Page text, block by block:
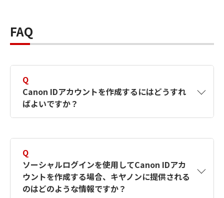
FAQ
Q
Canon IDアカウントを作成するにはどうすれ
ばよいですか？
す。詳しい作成方法は【カメラ】Canon IDとは
何ですか？Canon IDの作成方法は？をご確認く
ださい。
Q
ソーシャルログインを使用してCanon IDアカ
ウントを作成する場合、キヤノンに提供される
のはどのような情報ですか？